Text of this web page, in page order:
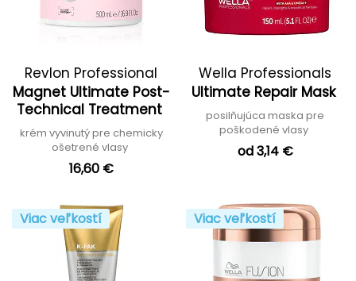
Revlon Professional
Magnet Ultimate Post-
Technical Treatment
krém vyvinutý pre chemicky
ošetrené vlasy
16,60 €
Wella Professionals
Ultimate Repair Mask
posilňujúca maska pre
poškodené vlasy
od 3,14 €
Viac veľkostí Viac veľkostí